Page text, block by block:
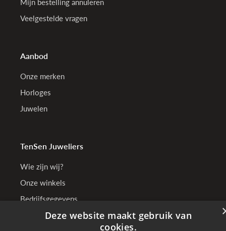
Veelgestelde vragen
Aanbod
Onze merken
Horloges
Juwelen
TenSen Juweliers
Wie zijn wij?
Onze winkels
Bedrijfsgegevens
Deze website maakt gebruik van
cookies.